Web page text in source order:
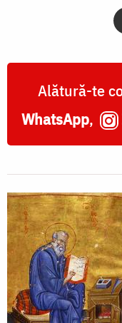
Alătură-te
WhatsApp,